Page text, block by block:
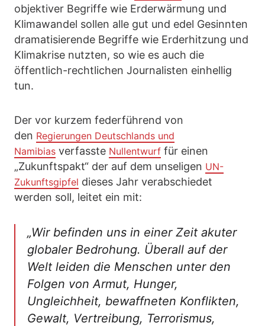
objektiver Begriffe wie Erderwärmung und
Klimawandel sollen alle gut und edel Gesinnten
dramatisierende Begriffe wie Erderhitzung und
Klimakrise nutzten, so wie es auch die
öffentlich-rechtlichen Journalisten einhellig
tun.
Der vor kurzem federführend von
den Regierungen Deutschlands und
Namibias verfasste Nullentwurf für einen
„Zukunftspakt“ der auf dem unseligen UN-
Zukunftsgipfel dieses Jahr verabschiedet
werden soll, leitet ein mit:
„Wir befinden uns in einer Zeit akuter
globaler Bedrohung. Überall auf der
Welt leiden die Menschen unter den
Folgen von Armut, Hunger,
Ungleichheit, bewaffneten Konflikten,
Gewalt, Vertreibung, Terrorismus,